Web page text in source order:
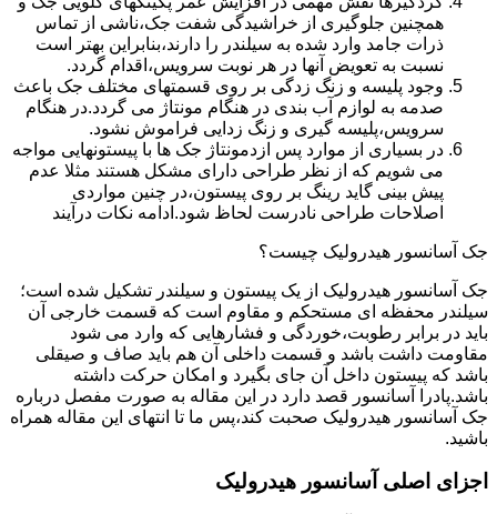
همچنین جلوگیری از خراشیدگی شفت جک،ناشی از تماس
ذرات جامد وارد شده به سیلندر را دارند،بنابراین بهتر است
نسبت به تعویض آنها در هر نوبت سرویس،اقدام گردد.
وجود پلیسه و زنگ زدگی بر روی قسمتهای مختلف جک باعث
صدمه به لوازم آب بندی در هنگام مونتاژ می گردد.در هنگام
سرویس،پلیسه گیری و زنگ زدایی فراموش نشود.
در بسیاری از موارد پس ازدمونتاژ جک ها با پیستونهایی مواجه
می شویم که از نظر طراحی دارای مشکل هستند مثلا عدم
پیش بینی گاید رینگ بر روی پیستون،در چنین مواردی
اصلاحات طراحی نادرست لحاظ شود.ادامه نکات درآیند
جک آسانسور هیدرولیک چیست؟
جک آسانسور هیدرولیک از یک پیستون و سیلندر تشکیل شده است؛
سیلندر محفظه ای مستحکم و مقاوم است که قسمت خارجی آن
باید در برابر رطوبت،خوردگی و فشارهایی که وارد می شود
مقاومت داشت باشد و قسمت داخلی آن هم باید صاف و صیقلی
باشد که پیستون داخل آن جای بگیرد و امکان حرکت داشته
باشد.پادرا آسانسور قصد دارد در این مقاله به صورت مفصل درباره
جک آسانسور هیدرولیک صحبت کند،پس ما تا انتهای این مقاله همراه
باشید.
اجزای اصلی آسانسور هیدرولیک